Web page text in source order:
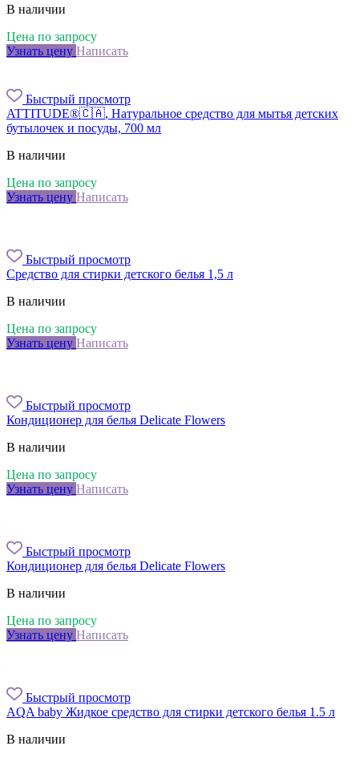
В наличии
Цена по запросу
Узнать цену Написать
Быстрый просмотр
ATTITUDE®🇨🇦, Натуральное средство для мытья детских
бутылочек и посуды, 700 мл
В наличии
Цена по запросу
Узнать цену Написать
Быстрый просмотр
Средство для стирки детского белья 1,5 л
В наличии
Цена по запросу
Узнать цену Написать
Быстрый просмотр
Кондиционер для белья Delicate Flowers
В наличии
Цена по запросу
Узнать цену Написать
Быстрый просмотр
Кондиционер для белья Delicate Flowers
В наличии
Цена по запросу
Узнать цену Написать
Быстрый просмотр
AQA baby Жидкое средство для стирки детского белья 1.5 л
В наличии